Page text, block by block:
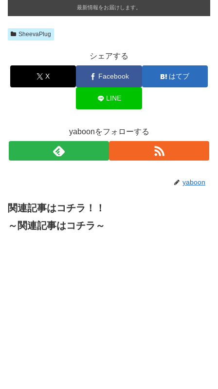
最新情報をお届けします。
SheevaPlug
シェアする
X Facebook はてブ
LINE
yaboonをフォローする
yaboon
関連記事はコチラ！！
～関連記事はコチラ～